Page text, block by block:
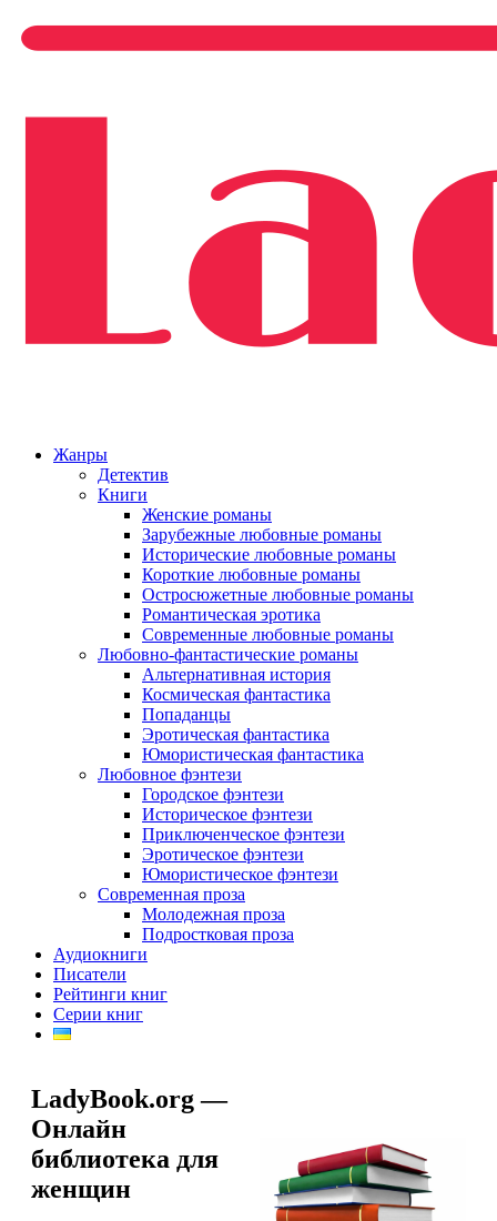
Жанры
Детектив
Книги
Женские романы
Зарубежные любовные романы
Исторические любовные романы
Короткие любовные романы
Остросюжетные любовные романы
Романтическая эротика
Современные любовные романы
Любовно-фантастические романы
Альтернативная история
Космическая фантастика
Попаданцы
Эротическая фантастика
Юмористическая фантастика
Любовное фэнтези
Городское фэнтези
Историческое фэнтези
Приключенческое фэнтези
Эротическое фэнтези
Юмористическое фэнтези
Современная проза
Молодежная проза
Подростковая проза
Аудиокниги
Писатели
Рейтинги книг
Серии книг
LadyBook.org —
Онлайн
библиотека для
женщин